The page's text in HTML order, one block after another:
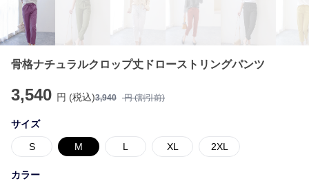
骨格ナチュラルクロップ丈ドローストリングパンツ
3,540 円 (税込)3,940 円 (割引前)
サイズ
S M L XL 2XL
カラー